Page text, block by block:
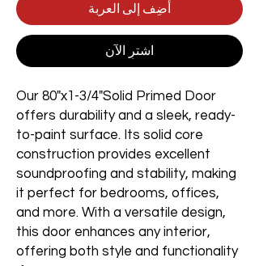
أضِف إلى العربة
اشترِ الآن
Our 80"x1-3/4"Solid Primed Door
offers durability and a sleek, ready-
to-paint surface. Its solid core
construction provides excellent
soundproofing and stability, making
it perfect for bedrooms, offices,
and more. With a versatile design,
this door enhances any interior,
offering both style and functionality